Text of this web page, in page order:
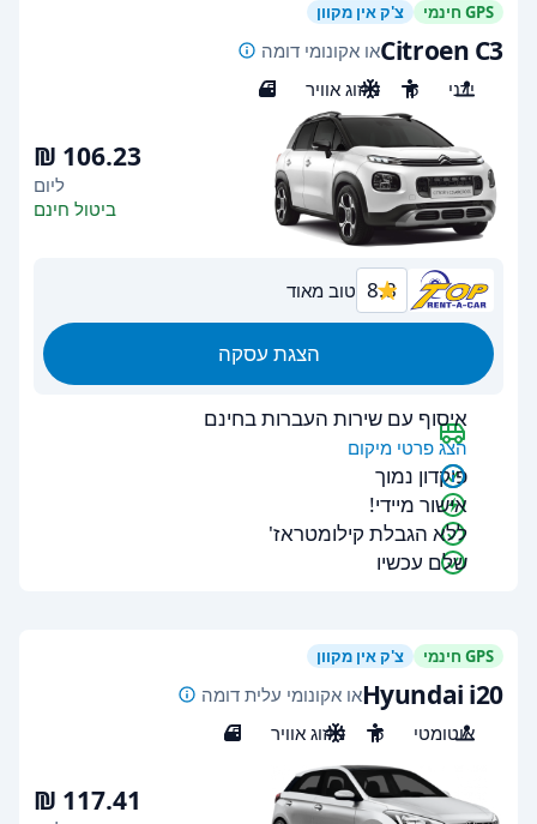
GPS חינמי צ'ק אין מקוון
Citroen C3או אקונומי דומה
ידני
5 מיזוג אוויר 5
ליום
ביטול חינם
8.8 טוב מאוד
הצגת עסקה
איסוף עם שירות העברות בחינם
הצג פרטי מיקום
פיקדון נמוך
אישור מיידי!
ללא הגבלת קילומטראז'
שלם עכשיו
GPS חינמי צ'ק אין מקוון
Hyundai i20או אקונומי עלית דומה
אוטומטי
5 מיזוג אוויר 5